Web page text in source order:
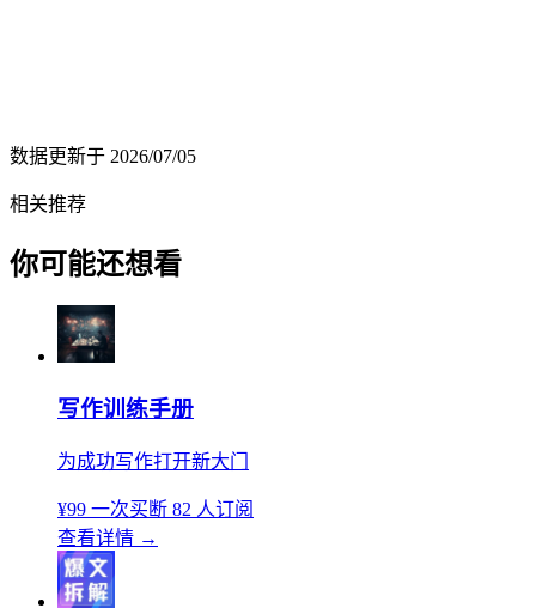
数据更新于 2026/07/05
相关推荐
你可能还想看
写作训练手册
为成功写作打开新大门
¥99 一次买断 82 人订阅
查看详情 →